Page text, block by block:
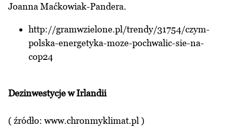
Joanna Maćkowiak-Pandera.
http://gramwzielone.pl/trendy/31754/czym-
polska-energetyka-moze-pochwalic-sie-na-
cop24
Dezinwestycje w Irlandii
( źródło: www.chronmyklimat.pl )